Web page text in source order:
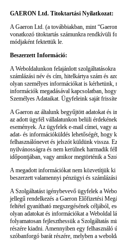
GAERON Ltd. Titoktartási Nyilatkozat:
A Gaeron Ltd. (a továbbiakban, mint
vonatkozó titoktartás számunkra rendkívüli
módjaként fektettük le.
Beszerzett Információ:
A Weboldalunkon felajánlott
számlázási név és cím, hitelkártya szám és
olyan személyes információkat is
információk megadásával kapcsolatban,
Személyes Adataikat. Ügyfeleink saját
A Gaeron az általunk begyűjtött adatokat és
az adott ügyfél vállalatunkon belüli
események. Az ügyfelek e-mail címei, vagy
adat- és információküldés lehetőségét, hogy
felhasználónevet és jelszót küldünk vissza.
nyilvánosságra és nem kerülnek harmadik
időpontjában, vagy amikor megtörténik a
A megadott információkat nem közvetítjük ki
beszerzett valamennyi pénzügyi és
A Szolgáltatást igénybevevő ügyfelek a
jellegű rendelkezés a Gaeron Előfizetési
feltétel gyanítható megszegésének céljából,
olyan adatokat és információkat a Weboldal
folyamatosan fejleszthessük a Szolgáltatás
részére kiadni. Amennyiben egy felhasználó
szóbanforgó barát részére, melyben a